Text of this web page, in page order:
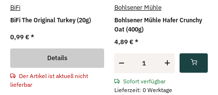
BiFi
BiFi The Original Turkey (20g)
0,99 €*
Details
Der Artikel ist aktuell nicht
lieferbar
Bohlsener Mühle
Bohlsener Mühle Hafer Crunchy
Oat (400g)
4,89 €*
Sofort verfügbar
Lieferzeit: 0 Werktage